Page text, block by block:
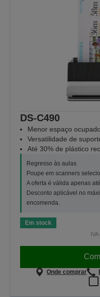
DS-C490
Menor espaço
Versatilidade de
Até 30% de plástico
Regresso às aulas
Poupe em scanners
A oferta é válida apenas
Desconto aplicável no
encomenda.
Em stock
Onde comprar